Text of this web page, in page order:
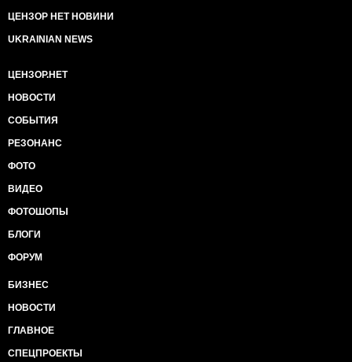
ЦЕНЗОР НЕТ НОВИНИ
UKRAINIAN NEWS
ЦЕНЗОР.НЕТ
НОВОСТИ
СОБЫТИЯ
РЕЗОНАНС
ФОТО
ВИДЕО
ФОТОШОПЫ
БЛОГИ
ФОРУМ
БИЗНЕС
НОВОСТИ
ГЛАВНОЕ
СПЕЦПРОЕКТЫ